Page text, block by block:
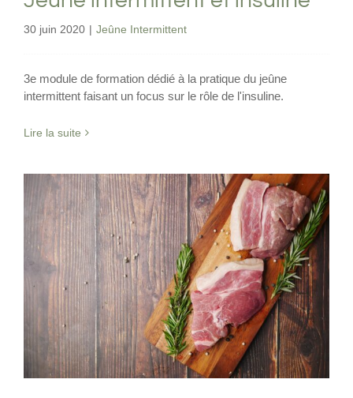
30 juin 2020 | Jeûne Intermittent
3e module de formation dédié à la pratique du jeûne
intermittent faisant un focus sur le rôle de l'insuline.
Lire la suite
Vers un traitement révolutionnaire du
glioblastome ?
Nutrition Viande